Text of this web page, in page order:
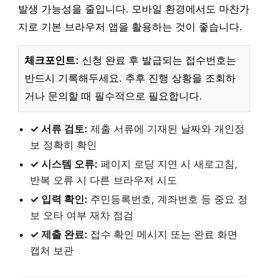
발생 가능성을 줄입니다. 모바일 환경에서도 마찬가
지로 기본 브라우저 앱을 활용하는 것이 좋습니다.
체크포인트: 신청 완료 후 발급되는 접수번호는
반드시 기록해두세요. 추후 진행 상황을 조회하
거나 문의할 때 필수적으로 필요합니다.
✓ 서류 검토: 제출 서류에 기재된 날짜와 개인정
보 정확히 확인
✓ 시스템 오류: 페이지 로딩 지연 시 새로고침,
반복 오류 시 다른 브라우저 시도
✓ 입력 확인: 주민등록번호, 계좌번호 등 중요 정
보 오타 여부 재차 점검
✓ 제출 완료: 접수 확인 메시지 또는 완료 화면
캡처 보관